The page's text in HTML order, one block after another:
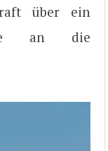
über ein
an die